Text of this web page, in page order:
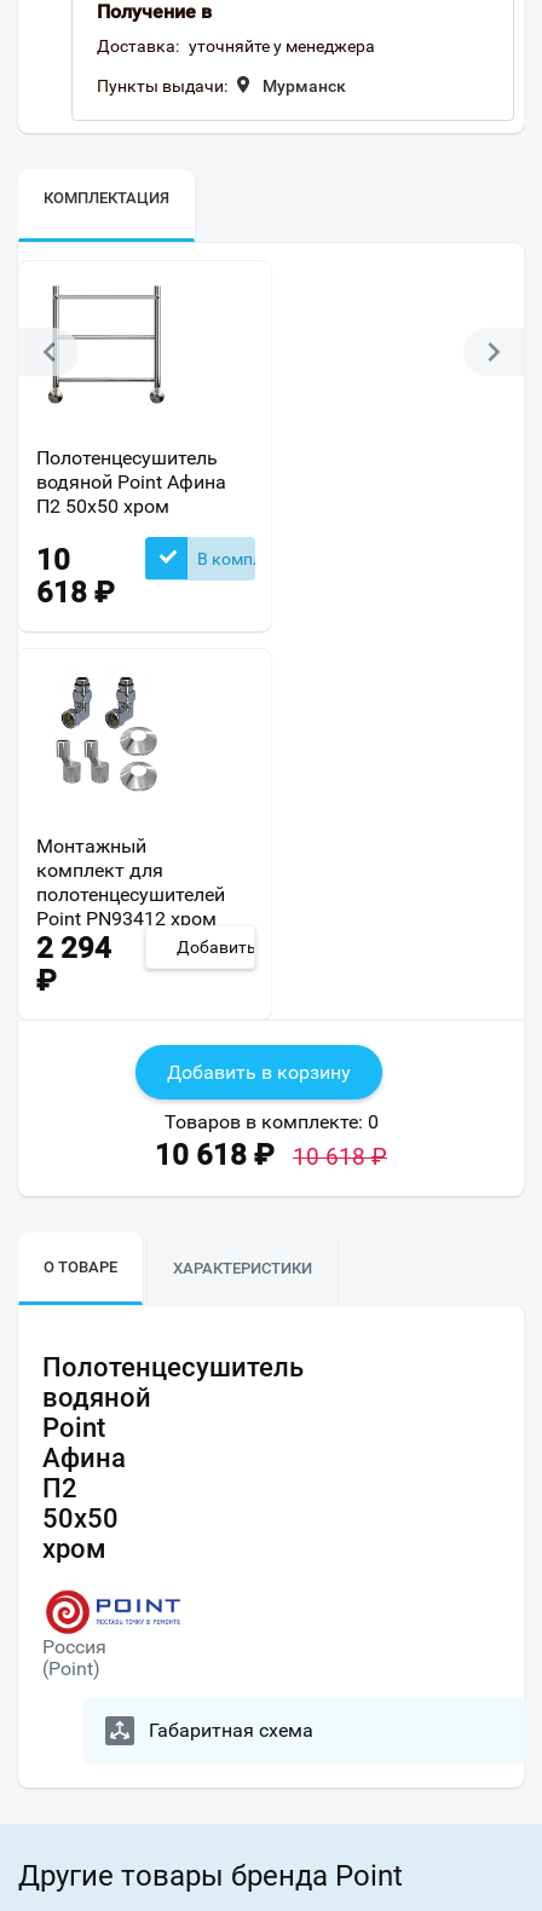
Получение в
Доставка: уточняйте у менеджера
Пункты выдачи: Мурманск
КОМПЛЕКТАЦИЯ
Полотенцесушитель
водяной Point Афина
П2 50х50 хром
10
618 ₽
В комплекте
Монтажный
комплект для
полотенцесушителей
Point PN93412 хром
2 294
₽
Добавить
Добавить в корзину
Товаров в комплекте: 0
10 618 ₽ 10 618₽
О ТОВАРЕ ХАРАКТЕРИСТИКИ
Полотенцесушитель
водяной
Point
Афина
П2
50х50
хром
Россия
(Point)
Габаритная схема
Другие товары бренда Point